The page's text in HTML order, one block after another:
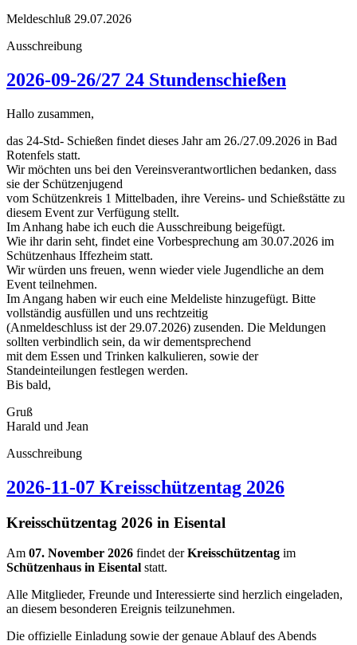
Meldeschluß 29.07.2026
Ausschreibung
2026-09-26/27 24 Stundenschießen
Hallo zusammen,
das 24-Std- Schießen findet dieses Jahr am 26./27.09.2026 in Bad
Rotenfels statt.
Wir möchten uns bei den Vereinsverantwortlichen bedanken, dass
sie der Schützenjugend
vom Schützenkreis 1 Mittelbaden, ihre Vereins- und Schießstätte zu
diesem Event zur Verfügung stellt.
Im Anhang habe ich euch die Ausschreibung beigefügt.
Wie ihr darin seht, findet eine Vorbesprechung am 30.07.2026 im
Schützenhaus Iffezheim statt.
Wir würden uns freuen, wenn wieder viele Jugendliche an dem
Event teilnehmen.
Im Angang haben wir euch eine Meldeliste hinzugefügt. Bitte
vollständig ausfüllen und uns rechtzeitig
(Anmeldeschluss ist der 29.07.2026) zusenden. Die Meldungen
sollten verbindlich sein, da wir dementsprechend
mit dem Essen und Trinken kalkulieren, sowie der
Standeinteilungen festlegen werden.
Bis bald,
Gruß
Harald und Jean
Ausschreibung
2026-11-07 Kreisschützentag 2026
Kreisschützentag 2026 in Eisental
Am 07. November 2026 findet derKreisschützentag im
Schützenhaus in Eisental statt.
Alle Mitglieder, Freunde und Interessierte sind herzlich eingeladen,
an diesem besonderen Ereignis teilzunehmen.
Die offizielle Einladung sowie der genaue Ablauf des Abends